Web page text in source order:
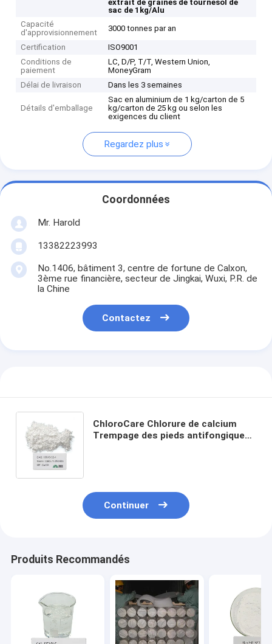
extrait de graines de tournesol de
sac de 1kg/Alu
Capacité
d'approvisionnement
3000 tonnes par an
Certification
ISO9001
Conditions de
paiement
LC, D/P, T/T, Western Union,
MoneyGram
Délai de livraison
Dans les 3 semaines
Détails d'emballage
Sac en aluminium de 1 kg/carton de 5
kg/carton de 25 kg ou selon les
exigences du client
Regardez plus
Coordonnées
Mr. Harold
13382223993
No.1406, bâtiment 3, centre de fortune de Calxon,
3ème rue financière, secteur de Jingkai, Wuxi, P.R. de
la Chine
Contactez
ChloroCare Chlorure de calcium
Trempage des pieds antifongique
Continuer
Produits Recommandés